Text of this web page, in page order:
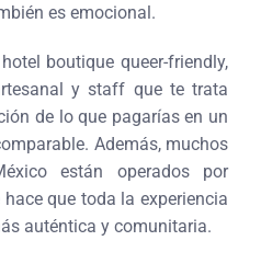
es emocional.
boutique queer-friendly,
y staff que te trata
de lo que pagarías en un
Además, muchos
están operados por
que toda la experiencia
auténtica y comunitaria.